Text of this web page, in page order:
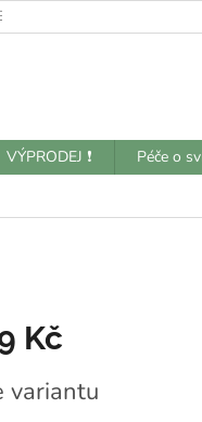
ÚDAJŮ
VÝPRODEJ ❗️ Péče o
Kč
variantu